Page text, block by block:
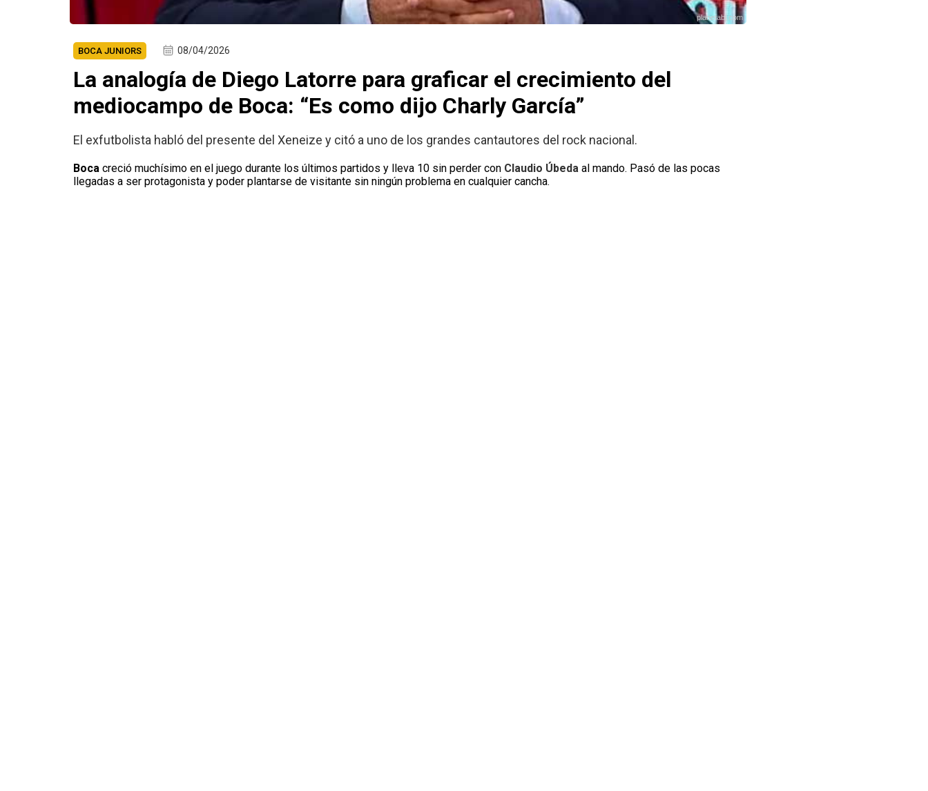
planetabj.com
BOCA JUNIORS 08/04/2026
La analogía de Diego Latorre para graficar el crecimiento del
mediocampo de Boca: “Es como dijo Charly García”
El exfutbolista habló del presente del Xeneize y citó a uno de los grandes cantautores del rock nacional.
Boca creció muchísimo en el juego durante los últimos partidos y lleva 10 sin perder con Claudio Úbeda al mando. Pasó de las pocas
llegadas a ser protagonista y poder plantarse de visitante sin ningún problema en cualquier cancha.